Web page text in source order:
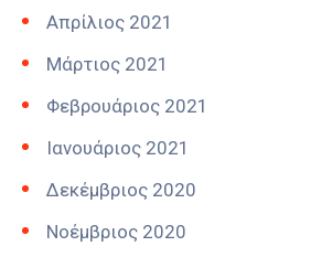
Απρίλιος 2021
Μάρτιος 2021
Φεβρουάριος 2021
Ιανουάριος 2021
Δεκέμβριος 2020
Νοέμβριος 2020